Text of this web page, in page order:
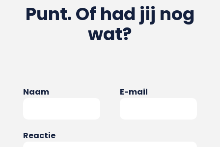
Punt. Of had jij nog
wat?
Naam E-mail
Reactie